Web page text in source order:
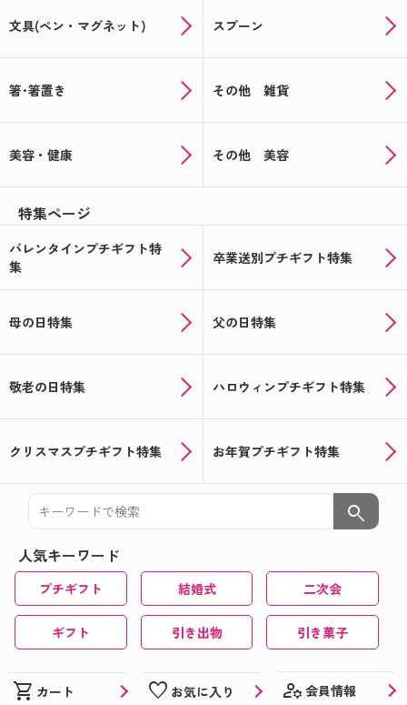
文具(ペン・マグネット) スプーン
箸･箸置き その他 雑貨
美容・健康 その他 美容
特集ページ
バレンタインプチギフト特
集
卒業送別プチギフト特集
母の日特集 父の日特集
敬老の日特集 ハロウィンプチギフト特集
クリスマスプチギフト特集 お年賀プチギフト特集
search
人気キーワード
プチギフト 結婚式 二次会
ギフト 引き出物 引き菓子
shopping_cart カート favorite お気に入り manage_accounts 会員情報